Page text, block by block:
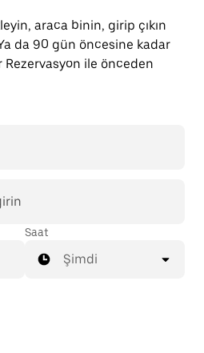
araca binin, girip çıkın
da 90 gün öncesine kadar
ile önceden
Saat
Şimdi